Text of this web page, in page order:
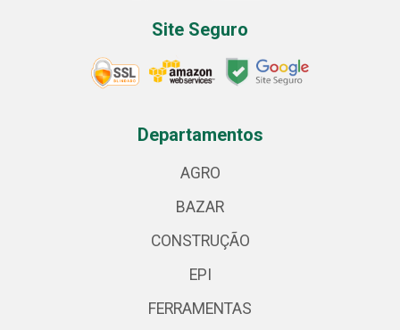
Site Seguro
Departamentos
AGRO
BAZAR
CONSTRUÇÃO
EPI
FERRAMENTAS